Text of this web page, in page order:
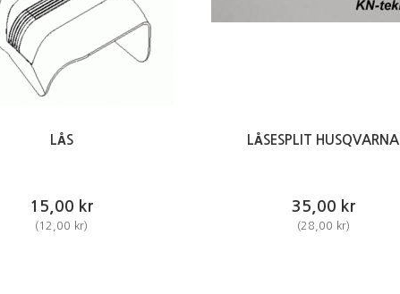
LÅS
15,00 kr
(12,00 kr)
LÅSESPLIT HUSQVARNA
35,00 kr
(28,00 kr)